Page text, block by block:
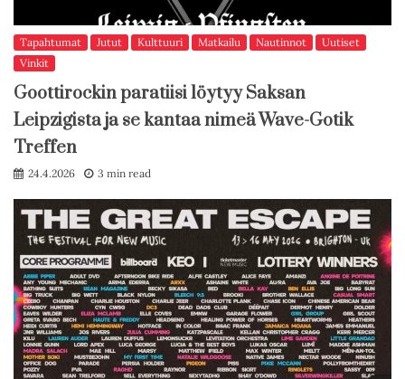
Tapahtumat Jutut Kulttuuri Matkailu Nautinnot
Uutiset
Vinkit
Goottirockin paratiisi löytyy Saksan
Leipzigista ja se kantaa nimeä Wave-Gotik
Treffen
24.4.2026 3 min read